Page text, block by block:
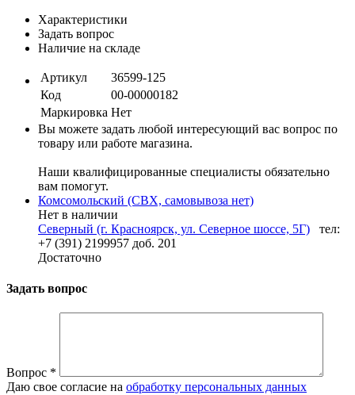
Характеристики
Задать вопрос
Наличие на складе
Артикул
36599-125
Код
00-00000182
Маркировка Нет
Вы можете задать любой интересующий вас вопрос по
товару или работе магазина.
Наши квалифицированные специалисты обязательно
вам помогут.
Комсомольский (СВХ, самовывоза нет)
Нет в наличии
Северный (г. Красноярск, ул. Северное шоссе, 5Г)
тел:
+7 (391) 2199957 доб. 201
Достаточно
Задать вопрос
Вопрос *
Даю свое согласие на обработку персональных данных